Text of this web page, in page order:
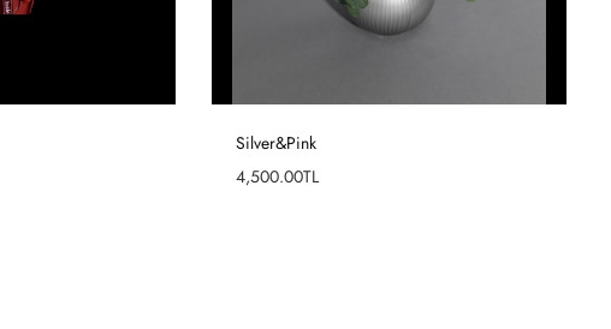
Silver&Pink
Fiyat
4,500.00TL